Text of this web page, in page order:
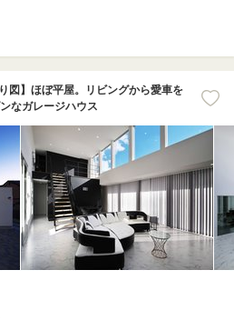
図】ほぼ平屋。リビングから愛車を
なガレージハウス